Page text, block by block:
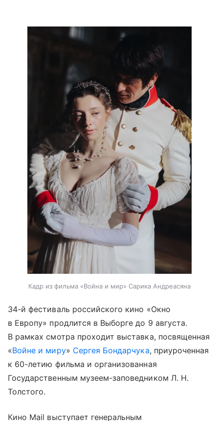
Кадр из фильма «Война и мир» Сарика Андреасяна
34-й фестиваль российского кино «Окно
в Европу» продлится в Выборге до 9 августа.
В рамках смотра проходит выставка, посвященная
«Войне и миру» Сергея Бондарчука, приуроченная
к 60-летию фильма и организованная
Государственным музеем-заповедником Л. Н.
Толстого.
Кино Mail выступает генеральным